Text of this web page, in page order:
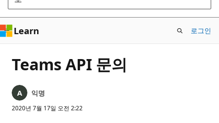
Learn 로그인
Teams API 문의
익명
2020년 7월 17일 오전 2:22